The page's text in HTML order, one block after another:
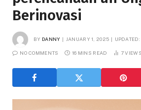
Berinovasi
BY DANNY JANUARY 1, 2025 UPDATED:
NO COMMENTS 16 MINS READ 7VIEWS